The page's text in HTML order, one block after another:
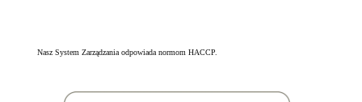
Nasz System Zarządzania odpowiada normom HACCP.